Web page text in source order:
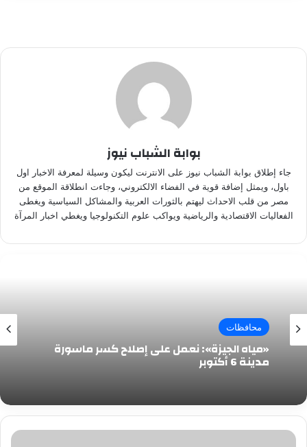
بوابة الشباب نيوز
جاء إطلاق بوابة الشباب نيوز على الانترنت ليكون وسيلة لمعرفة الاخبار اول
باول، ويمثل إضافة قوية في الفضاء الالكتروني، وجاءت انطلاقة الموقع من
مصر من قلب الاحداث ليهتم بالثورات العربية والمشاكل السياسية ويغطى
الفعاليات الاقتصادية والرياضية ويواكب علوم التكنولوجيا ويغطي اخبار المرآة
محافظات
«مياه الجيزة»: نعمل على إصلاح كسر ماسورة
مدينة 6 أكتوبر
بياع